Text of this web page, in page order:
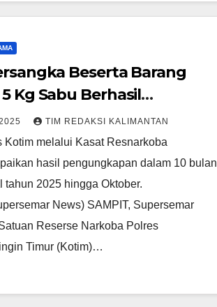
Beserta Barang
Kg Sabu Berhasil
Satresnarkoba Kotim
TIM REDAKSI KALIMANTAN
Kotim melalui Kasat Resnarkoba
hasil pengungkapan dalam 10 bulan
tahun 2025 hingga Oktober.
News) SAMPIT, Supersemar
Reserse Narkoba Polres
Timur (Kotim)…